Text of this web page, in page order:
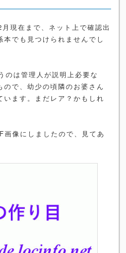
現在まで、ネット上で確認出
でも見つけられませんでし
は管理人が説明上必要な
で、幼少の頃隣のお婆さん
ます。まだレア？かもしれ
像にしましたので、見てあ